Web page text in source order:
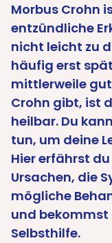
Morbus Crohn
entzündliche
nicht leicht zu
häufig erst
mittlerweile
Crohn gibt, ist
heilbar. Du
tun, um deine
Hier erfährst
Ursachen, die
mögliche
und bekommst
Selbsthilfe.